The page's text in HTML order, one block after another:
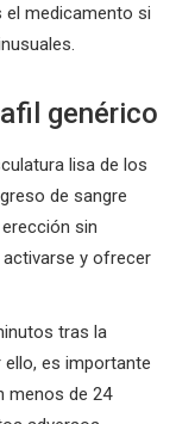
el medicamento si
genérico
lisa de los
de sangre
sin
activarse y ofrecer
tras la
ello, es importante
menos de 24